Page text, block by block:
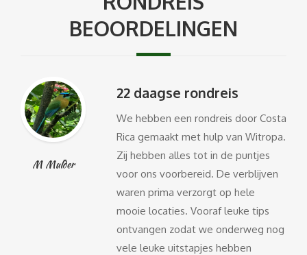
BEOORDELINGEN
M Mulder
22 daagse rondreis
We hebben een rondreis door Costa
Rica gemaakt met hulp van Witropa.
Zij hebben alles tot in de puntjes
voor ons voorbereid. De verblijven
waren prima verzorgt op hele
mooie locaties. Vooraf leuke tips
ontvangen zodat we onderweg nog
vele leuke uitstapjes hebben